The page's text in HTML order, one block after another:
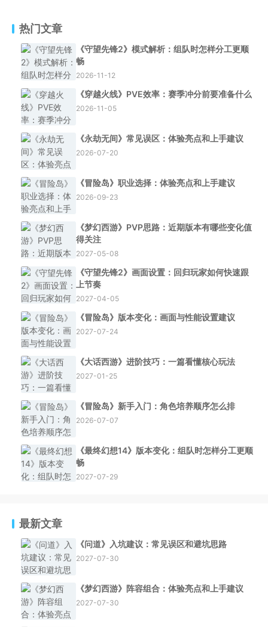
热门文章
《守望先锋2》模式解析：组队时怎样分工更顺
畅
2026-11-12
《穿越火线》PVE效率：赛季冲分前要准备什么
2026-11-05
《永劫无间》常见误区：体验亮点和上手建议
2026-07-20
《冒险岛》职业选择：体验亮点和上手建议
2026-09-23
《梦幻西游》PVP思路：近期版本有哪些变化值
得关注
2027-05-08
《守望先锋2》画面设置：回归玩家如何快速跟
上节奏
2027-04-05
《冒险岛》版本变化：画面与性能设置建议
2027-07-24
《大话西游》进阶技巧：一篇看懂核心玩法
2027-01-25
《冒险岛》新手入门：角色培养顺序怎么排
2026-07-07
《最终幻想14》版本变化：组队时怎样分工更顺
畅
2027-07-29
最新文章
《问道》入坑建议：常见误区和避坑思路
2027-07-30
《梦幻西游》阵容组合：体验亮点和上手建议
2027-07-30